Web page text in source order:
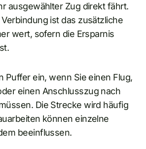
ausgewählter Zug direkt fährt.
ist das zusätzliche
wert, sofern die Ersparnis
Puffer ein, wenn Sie einen Flug,
einen Anschlusszug nach
Die Strecke wird häufig
können einzelne
beeinflussen.